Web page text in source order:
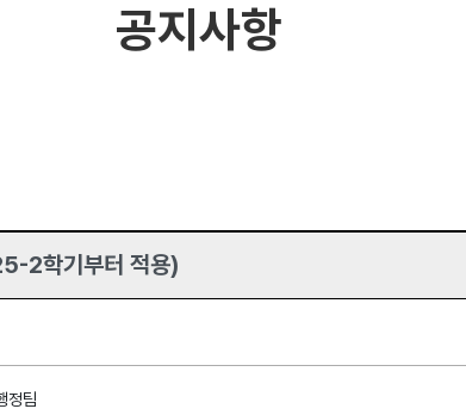
공지사항
2학기부터 적용)
정팀